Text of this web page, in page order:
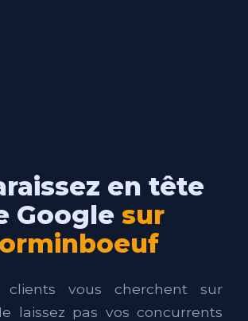
en tête
Google sur
clients vous cherchent sur
laissez pas vos concurrents